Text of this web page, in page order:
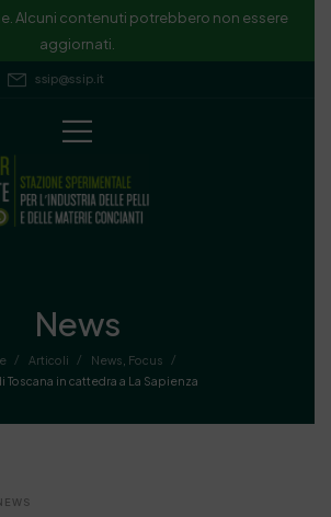
Alcuni contenuti potrebbero non essere
aggiornati.
ssip@ssip.it
News
/ Articoli / News Focus
/
Toscana in cattedra a La Sapienza